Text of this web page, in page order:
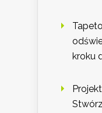
kroku